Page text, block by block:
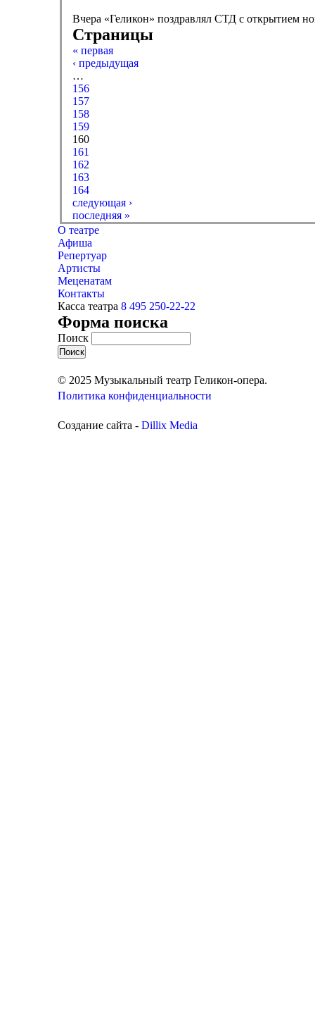
Вчера «Геликон» поздравлял СТД с открытием
Страницы
« первая
‹ предыдущая
…
156
157
158
159
160
161
162
163
164
следующая ›
последняя »
О театре
Афиша
Репертуар
Артисты
Меценатам
Контакты
Касса театра 8 495 250-22-22
Форма поиска
Поиск
© 2025 Музыкальный театр Геликон-опера.
Политика конфиденциальности
Создание сайта - Dillix Media